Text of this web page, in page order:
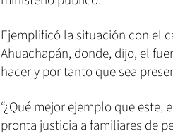
Ejemplificó la situación con el
Ahuachapán, donde, dijo, el
hacer y por tanto que sea
“¿Qué mejor ejemplo que
pronta justicia a familiares de